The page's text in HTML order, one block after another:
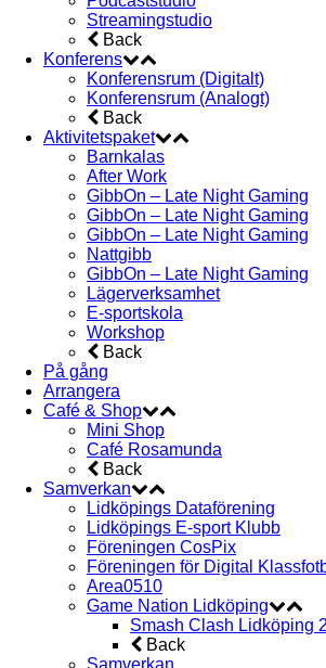
Streamingstudio
Back
Konferens
Konferensrum (Digitalt)
Konferensrum (Analogt)
Back
Aktivitetspaket
Barnkalas
After Work
GibbOn – Late Night Gaming
GibbOn – Late Night Gaming
GibbOn – Late Night Gaming
Nattgibb
GibbOn – Late Night Gaming
Lägerverksamhet
E-sportskola
Workshop
Back
På gång
Arrangera
Café & Shop
Mini Shop
Café Rosamunda
Back
Samverkan
Lidköpings Dataförening
Lidköpings E-sport Klubb
Föreningen CosPix
Föreningen för Digital
Area0510
Game Nation Lidköping
Smash Clash Lidköping
Back
Samverkan